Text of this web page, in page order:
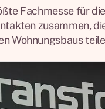
Fachmesse für
zusammen,
Wohnungsbaus